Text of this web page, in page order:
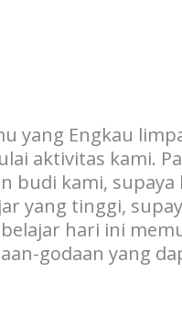
yang Engkau
aktivitas kami.
budi kami,
yang tinggi,
hari ini
godaan yang